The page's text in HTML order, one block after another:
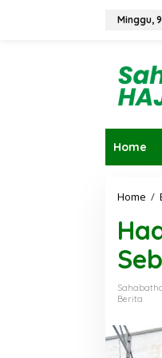
Minggu,
Home
Home /
Berita